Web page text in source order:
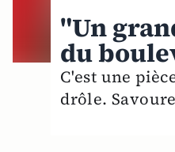
"Un
du
C'est une
drôle.